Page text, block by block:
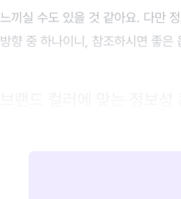
느끼실 수도 있을 것 같아요. 다만
방향 중 하나이니, 참조하시면 좋은